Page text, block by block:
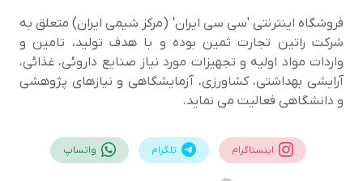
فروشگاه اینترنتی 'سی سی ایران' (مرکز شیمی ایران) متعلق به
شرکت راتین تجارت ثمین بوده و با هدف تولید، تامین و
واردات مواد اولیه و تجهیزات مورد نیاز صنایع داروئی، غذائی،
آرایشی بهداشتی، کشاورزی، آزمایشگاهی و نیازهای پژوهشی
و دانشگاهی فعالیت می نماید.
اینستاگرام تلگرام واتساپ